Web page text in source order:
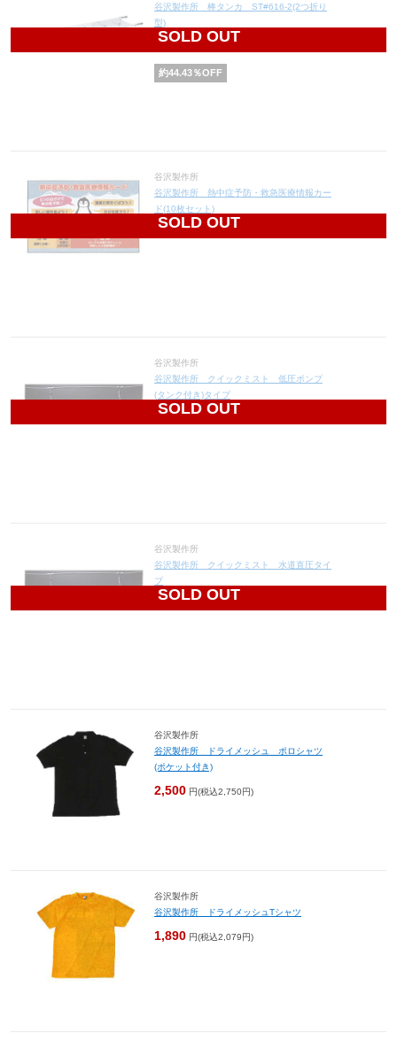
SOLD OUT
谷沢製作所 棒タンカ ST#616-2(2つ折り
型)
12,780
約44.43％OFF
SOLD OUT
谷沢製作所
谷沢製作所 熱中症予防・救急医療情報カー
ド(10枚セット)
2,170
SOLD OUT
谷沢製作所
谷沢製作所 クイックミスト 低圧ポンプ
(タンク付き)タイプ
104,060
SOLD OUT
谷沢製作所
谷沢製作所 クイックミスト 水道直圧タイ
プ
32,950
谷沢製作所
谷沢製作所 ドライメッシュ ポロシャツ
(ポケット付き)
2,500 円(税込2,750円)
谷沢製作所
谷沢製作所 ドライメッシュTシャツ
1,890 円(税込2,079円)